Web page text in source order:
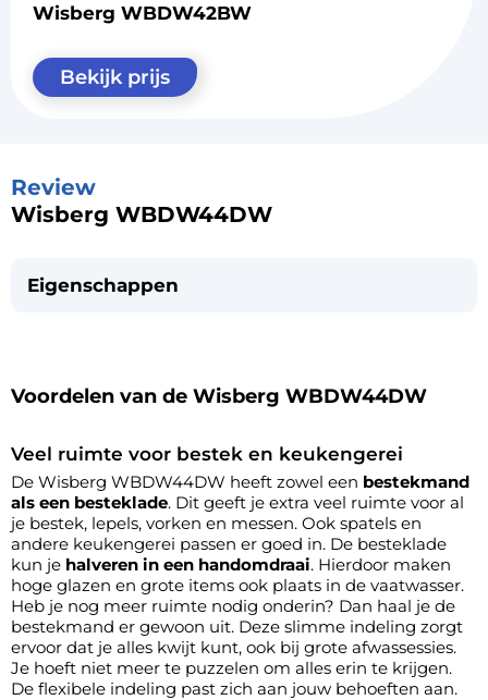
Wisberg WBDW42BW
Bekijk prijs
Review
Wisberg WBDW44DW
Eigenschappen
Voordelen van de Wisberg WBDW44DW
Veel ruimte voor bestek en keukengerei
De Wisberg WBDW44DW heeft zowel een bestekmand
als een besteklade. Dit geeft je extra veel ruimte voor al
je bestek, lepels, vorken en messen. Ook spatels en
andere keukengerei passen er goed in. De besteklade
kun je halveren in een handomdraai. Hierdoor maken
hoge glazen en grote items ook plaats in de vaatwasser.
Heb je nog meer ruimte nodig onderin? Dan haal je de
bestekmand er gewoon uit. Deze slimme indeling zorgt
ervoor dat je alles kwijt kunt, ook bij grote afwassessies.
Je hoeft niet meer te puzzelen om alles erin te krijgen.
De flexibele indeling past zich aan jouw behoeften aan.